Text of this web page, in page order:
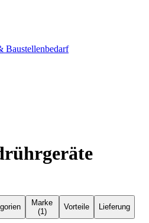
Baustellenbedarf
Marke
(1)
Vorteile Lieferung